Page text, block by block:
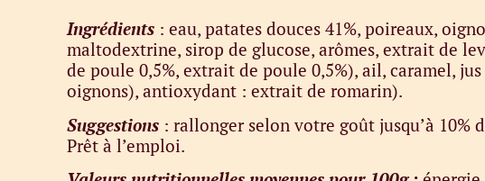
Ingrédients: eau, patates douces 41%, poireaux,
maltodextrine, sirop de glucose, arômes, extrait de
de poule 0,5%, extrait de poule 0,5%), ail, caramel,
oignons), antioxydant : extrait de romarin).
Suggestions : rallonger selon votre goût jusqu’à 10%
Prêt à l’emploi.